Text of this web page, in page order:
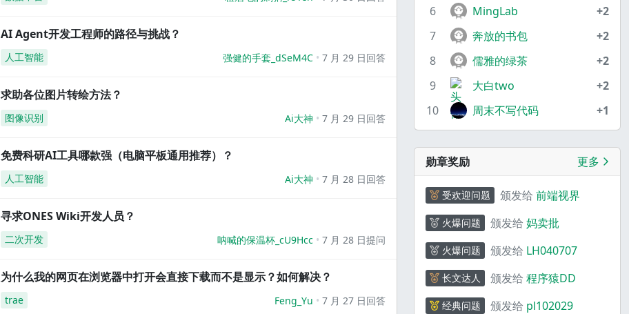
AI Agent开发工程师的路径与挑战？
人工智能 强健的手套_dSeM4C 7 月 29 日回答
求助各位图片转绘方法？
图像识别 Ai大神 7 月 29 日回答
免费科研AI工具哪款强（电脑平板通用推荐）？
人工智能 Ai大神 7 月 28 日回答
寻求ONES Wiki开发人员？
二次开发 呐喊的保温杯_cU9Hcc 7 月 28 日提问
为什么我的网页在浏览器中打开会直接下载而不是显示？如何解决？
trae Feng_Yu 7 月 27 日回答
6
MingLab
+2
7
奔放的书包
+2
8
儒雅的绿茶
+2
9
大白two
+2
10
周末不写代码 +1
勋章奖励 更多
受欢迎问题 颁发给 前端视界
火爆问题 颁发给 妈卖批
火爆问题 颁发给 LH040707
长文达人 颁发给 程序猿DD
经典问题 颁发给 pl102029